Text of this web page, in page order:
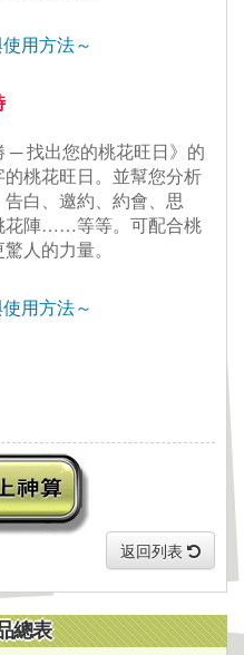
用方法～
─ 找出您的桃花旺日》的
桃花旺日。並幫您分析
白、邀約、約會、思
花陣……等等。可配合桃
人的力量。
用方法～
返回列表
總表